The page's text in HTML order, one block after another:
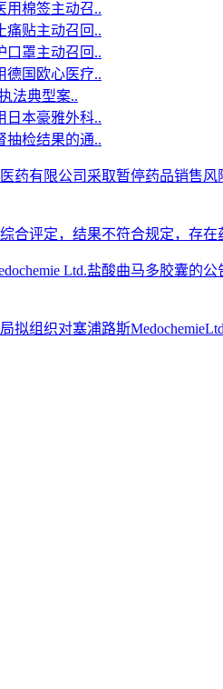
用棉签主动召..
痛贴主动召回..
口罩主动召回..
德国欧心医疗..
法典型案..
日本豪雅外科..
抽检结果的通..
合评定，结果不符合规定，存
拟组织对塞浦路斯